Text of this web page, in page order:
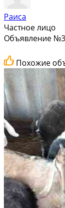
Раиса
Частное лицо
Объявление
Похожие